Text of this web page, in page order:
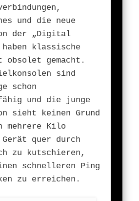
und die neue
der „Digital
klassische
obsolet gemacht.
sind
schon
und die junge
sieht keinen Grund
mehrere Kilo
Gerät quer durch
zu kutschieren,
schnelleren Ping
zu erreichen.